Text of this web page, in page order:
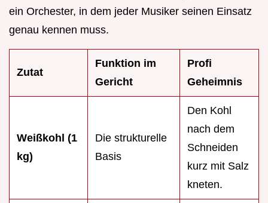
ein Orchester, in dem jeder Musiker seinen Einsatz
genau kennen muss.
Zutat
Funktion im
Gericht
Profi
Geheimnis
Weißkohl (1
kg)
Die strukturelle
Basis
Den Kohl
nach dem
Schneiden
kurz mit Salz
kneten.